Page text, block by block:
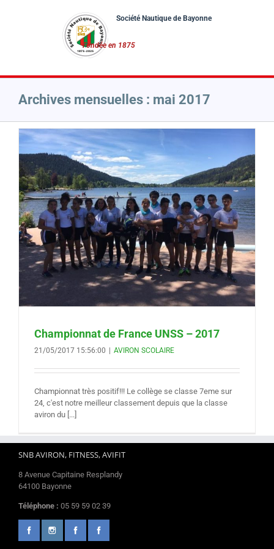
Archives mensuelles : mai 2017
Championnat de France UNSS – 2017
21/05/2017 15:56:00 | AVIRON SCOLAIRE
Championnat très positif!!! Le collège se classe 7eme sur
24, c'est notre meilleur classement depuis que la classe
aviron du [...]
SNB AVIRON, FITNESS, AVIFIT
8 Avenue Capitaine Resplandy
64100 Bayonne
Téléphone : 05 59 59 02 39